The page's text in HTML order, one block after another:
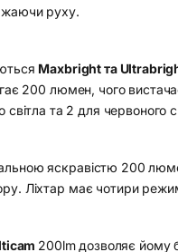
руху.
Maxbright та
200 люмен, чого
та 2 для червоного
яскравістю 200
Ліхтар має чотири
200lm дозволяє йому